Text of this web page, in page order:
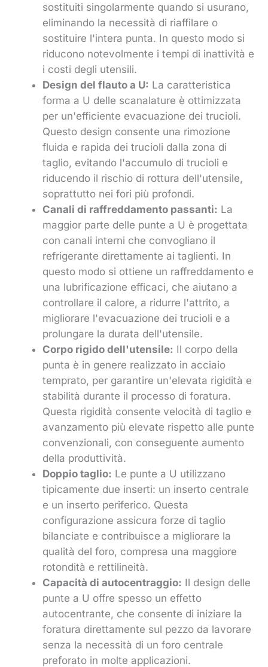
sostituiti singolarmente quando si usurano,
eliminando la necessità di riaffilare o
sostituire l'intera punta. In questo modo si
riducono notevolmente i tempi di inattività e
i costi degli utensili.
Design del flauto a U: La caratteristica
forma a U delle scanalature è ottimizzata
per un'efficiente evacuazione dei trucioli.
Questo design consente una rimozione
fluida e rapida dei trucioli dalla zona di
taglio, evitando l'accumulo di trucioli e
riducendo il rischio di rottura dell'utensile,
soprattutto nei fori più profondi.
Canali di raffreddamento passanti: La
maggior parte delle punte a U è progettata
con canali interni che convogliano il
refrigerante direttamente ai taglienti. In
questo modo si ottiene un raffreddamento e
una lubrificazione efficaci, che aiutano a
controllare il calore, a ridurre l'attrito, a
migliorare l'evacuazione dei trucioli e a
prolungare la durata dell'utensile.
Corpo rigido dell'utensile: Il corpo della
punta è in genere realizzato in acciaio
temprato, per garantire un'elevata rigidità e
stabilità durante il processo di foratura.
Questa rigidità consente velocità di taglio e
avanzamento più elevate rispetto alle punte
convenzionali, con conseguente aumento
della produttività.
Doppio taglio: Le punte a U utilizzano
tipicamente due inserti: un inserto centrale
e un inserto periferico. Questa
configurazione assicura forze di taglio
bilanciate e contribuisce a migliorare la
qualità del foro, compresa una maggiore
rotondità e rettilineità.
Capacità di autocentraggio: Il design delle
punte a U offre spesso un effetto
autocentrante, che consente di iniziare la
foratura direttamente sul pezzo da lavorare
senza la necessità di un foro centrale
preforato in molte applicazioni.